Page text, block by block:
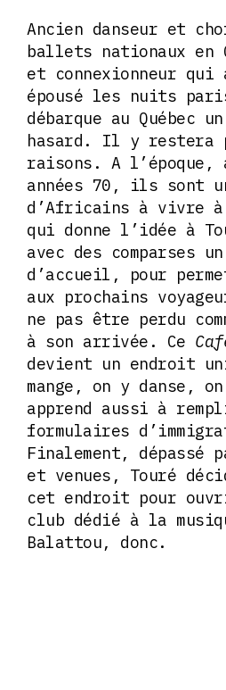
Ancien danseur et
ballets nationaux en
et connexionneur qui
épousé les nuits
débarque au Québec
hasard. Il y restera
raisons. A l’époque,
années 70, ils sont
d’Africains à vivre à
qui donne l’idée à
avec des comparses
d’accueil, pour
aux prochains
ne pas être perdu
à son arrivée. Ce
devient un endroit
mange, on y danse,
apprend aussi à
formulaires
Finalement,
et venues, Touré
cet endroit pour
club dédié à la
Balattou, donc.